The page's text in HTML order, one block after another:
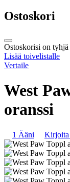
Ostoskori
Ostoskorisi on tyhjä
Lisää toivelistalle
Vertaile
West
oranssi
1 Ääni Kirjoita